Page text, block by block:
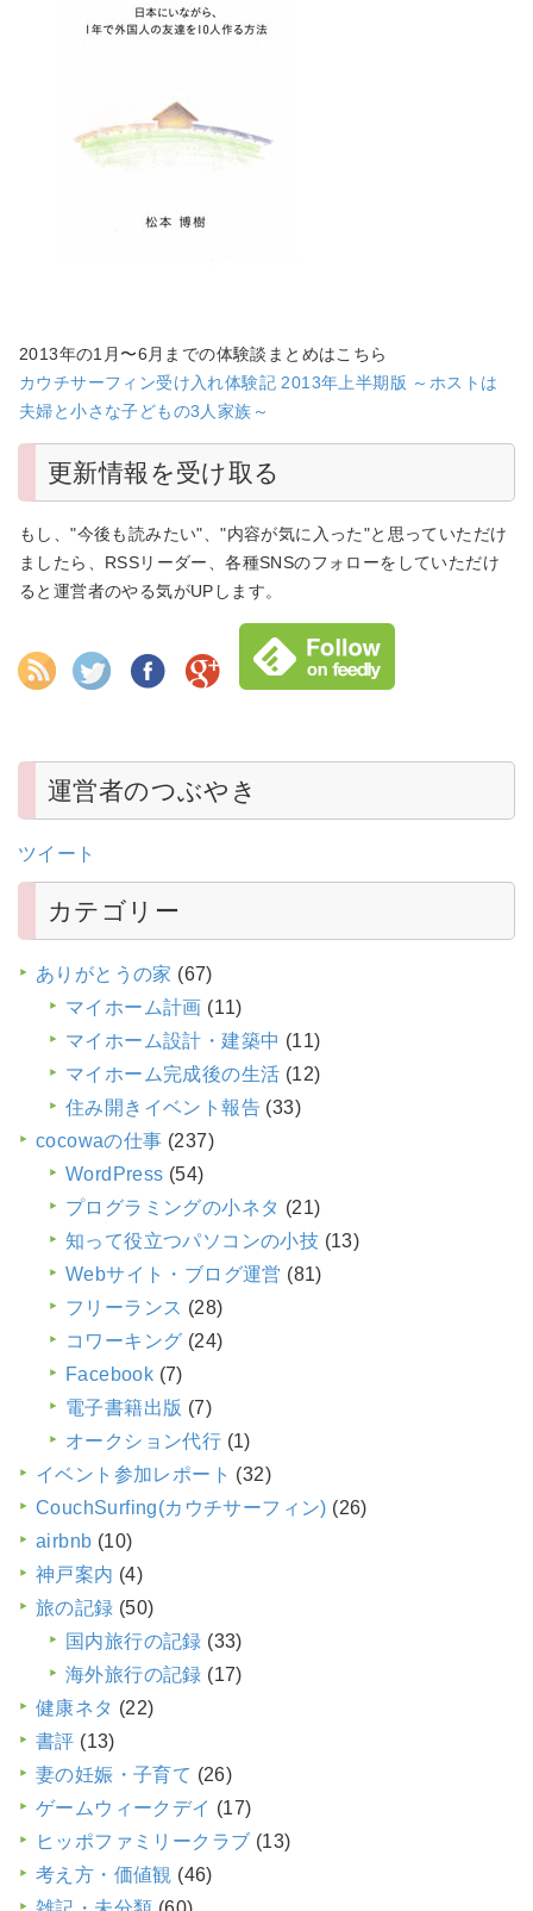
2013年の1月〜6月までの体験談まとめはこちら
カウチサーフィン受け入れ体験記 2013年上半期版 ～ホストは
夫婦と小さな子どもの3人家族～
更新情報を受け取る
もし、"今後も読みたい"、"内容が気に入った"と思っていただけ
ましたら、RSSリーダー、各種SNSのフォローをしていただけ
ると運営者のやる気がUPします。
運営者のつぶやき
ツイート
カテゴリー
ありがとうの家 (67)
マイホーム計画 (11)
マイホーム設計・建築中 (11)
マイホーム完成後の生活 (12)
住み開きイベント報告 (33)
cocowaの仕事 (237)
WordPress (54)
プログラミングの小ネタ (21)
知って役立つパソコンの小技 (13)
Webサイト・ブログ運営 (81)
フリーランス (28)
コワーキング (24)
Facebook (7)
電子書籍出版 (7)
オークション代行 (1)
イベント参加レポート (32)
CouchSurfing(カウチサーフィン) (26)
airbnb (10)
神戸案内 (4)
旅の記録 (50)
国内旅行の記録 (33)
海外旅行の記録 (17)
健康ネタ (22)
書評 (13)
妻の妊娠・子育て (26)
ゲームウィークデイ (17)
ヒッポファミリークラブ (13)
考え方・価値観 (46)